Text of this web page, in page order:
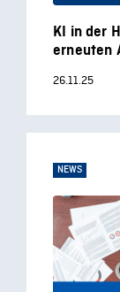
KI in der
erneuten
26.11.25
NEWS